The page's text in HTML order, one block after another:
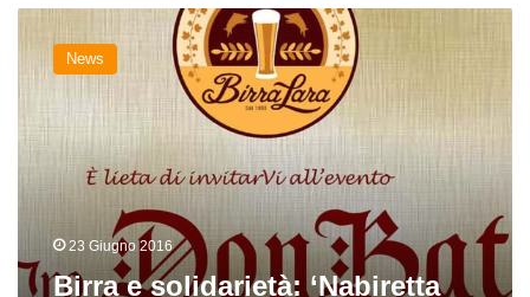
solidarietà:
‘Nabiretta
e
News
23 Giugno 2016
Birra e solidarietà: ‘Nabiretta